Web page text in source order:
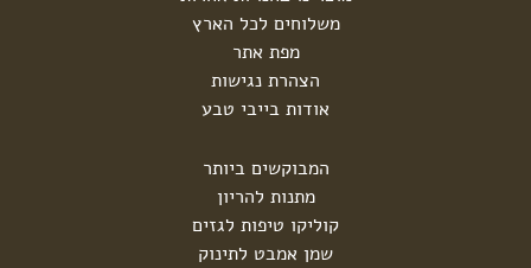
משלוחים לכל הארץ
מפת אתר
הצהרת נגישות
אודות בייבי טבע
המבוקשים ביותר
מתנות להריון
קוליקו טיפות לגזים
שמן אמבט לתינוק